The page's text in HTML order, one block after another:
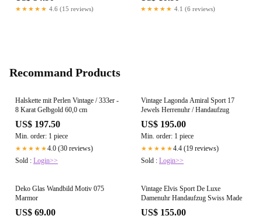
★★★★★ 4.6 (15 reviews) ★★★★★ 4.1 (6 reviews)
Recommand Products
Halskette mit Perlen Vintage / 333er -
8 Karat Gelbgold 60,0 cm
US$ 197.50
Min. order: 1 piece
★★★★★4.0 (30 reviews)
Sold : Login>>
Vintage Lagonda Amiral Sport 17
Jewels Herrenuhr / Handaufzug
US$ 195.00
Min. order: 1 piece
★★★★★4.4 (19 reviews)
Sold : Login>>
Deko Glas Wandbild Motiv 075
Marmor
US$ 69.00
Vintage Elvis Sport De Luxe
Damenuhr Handaufzug Swiss Made
US$ 155.00